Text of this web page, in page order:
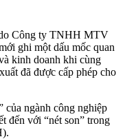
Công ty TNHH MTV
ghi một dấu mốc quan
kinh doanh khi cùng
đã được cấp phép cho
của ngành công nghiệp
đến với “nét son” trong